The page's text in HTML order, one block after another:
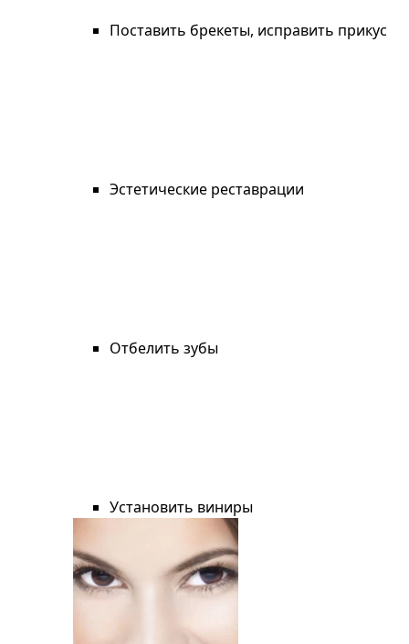
Поставить брекеты, исправить прикус
Эстетические реставрации
Отбелить зубы
Установить виниры